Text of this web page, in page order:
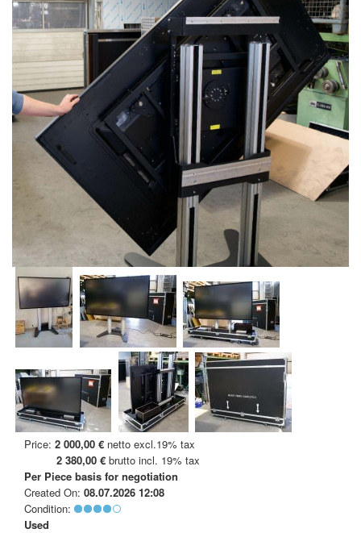
Price: 2 000,00 € netto excl.19% tax
2 380,00 € brutto incl. 19% tax
Per Piece basis for negotiation
Created On: 08.07.2026 12:08
Condition:
Used